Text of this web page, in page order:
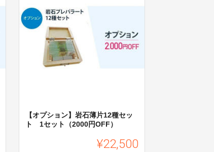
【オプション】岩石薄片12種セッ
ト 1セット（2000円OFF）
¥22,500